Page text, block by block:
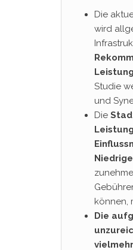
Die
wird
Studie
und
Die
können,
Die